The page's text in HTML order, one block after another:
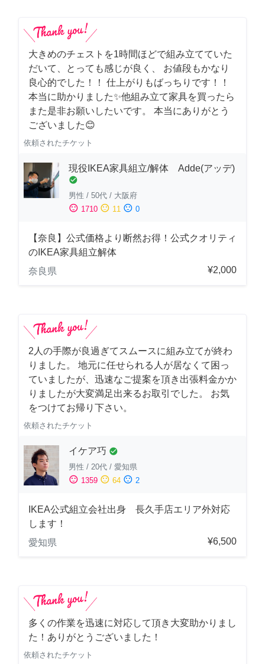
大きめのチェストを1時間ほどで組み立てていた
だいて、とっても感じが良く、 お値段もかなり
良心的でした！！ 仕上がりもばっちりです！！
本当に助かりました✨他組み立て家具を買ったら
また是非お願いしたいです。 本当にありがとう
ございました😊
依頼されたチケット
現役IKEA家具組立/解体 Adde(アッデ)
check_circle
男性 / 50代 / 大阪府
sentiment_satisfied 1710 sentiment_neutral 11 sentiment_dissatisfied 0
【奈良】公式価格より断然お得！公式クオリティ
のIKEA家具組立解体
奈良県
¥2,000
2人の手際が良過ぎてスムースに組み立てが終わ
りました。 地元に任せられる人が居なくて困っ
ていましたが、迅速なご提案を頂き出張料金かか
りましたが大変満足出来るお取引でした。 お気
をつけてお帰り下さい。
依頼されたチケット
イケア巧 check_circle
男性 / 20代 / 愛知県
sentiment_satisfied 1359 sentiment_neutral 64 sentiment_dissatisfied 2
IKEA公式組立会社出身 長久手店エリア外対応
します！
愛知県
¥6,500
多くの作業を迅速に対応して頂き大変助かりまし
た！ありがとうございました！
依頼されたチケット